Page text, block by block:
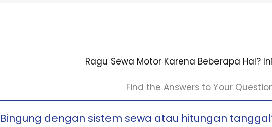
Ragu Sewa Motor Karena Beberapa Hal?
Find the Answers to Your
Bingung dengan sistem sewa atau hitungan